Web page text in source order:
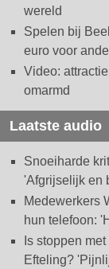
wereld
Spelen bij
euro voor
Video:
omarmd
Laatste audio
Snoeiharde
'Afgrijselijk en
Medewerkers
hun telefoon:
Is stoppen
Efteling?